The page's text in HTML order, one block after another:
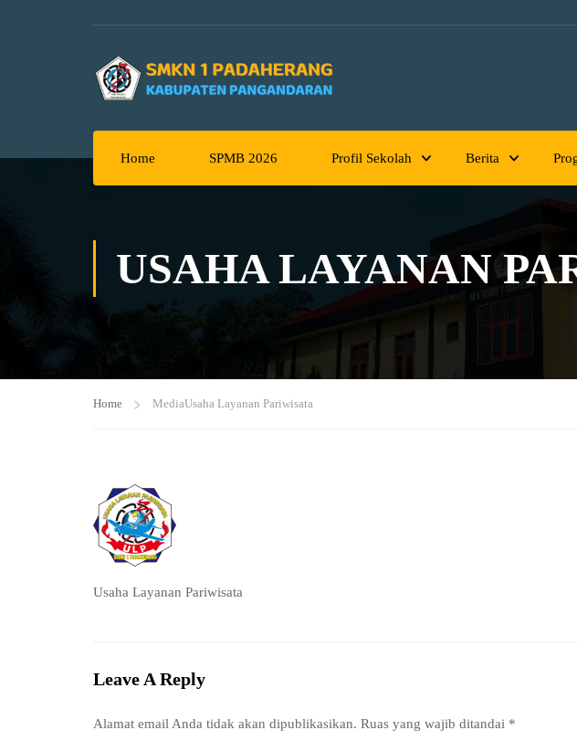
Home SPMB 2026 Profil Sekolah Berita
USAHA LAYANAN
Home MediaUsaha Layanan Pariwisata
Usaha Layanan Pariwisata
Leave A Reply
Alamat email Anda tidak akan dipublikasikan. Ruas yang wajib ditandai *